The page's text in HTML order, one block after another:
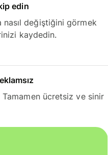
edin
değiştiğini görmek
kaydedin.
ücretsiz ve sinir